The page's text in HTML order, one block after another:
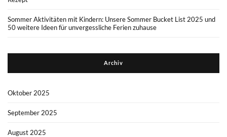
Sommer Aktivitäten mit Kindern: Unsere Sommer Bucket List 2025 und
50 weitere Ideen für unvergessliche Ferien zuhause
Archiv
Oktober 2025
September 2025
August 2025